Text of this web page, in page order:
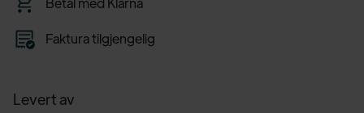
Faktura tilgjengelig
Levert av